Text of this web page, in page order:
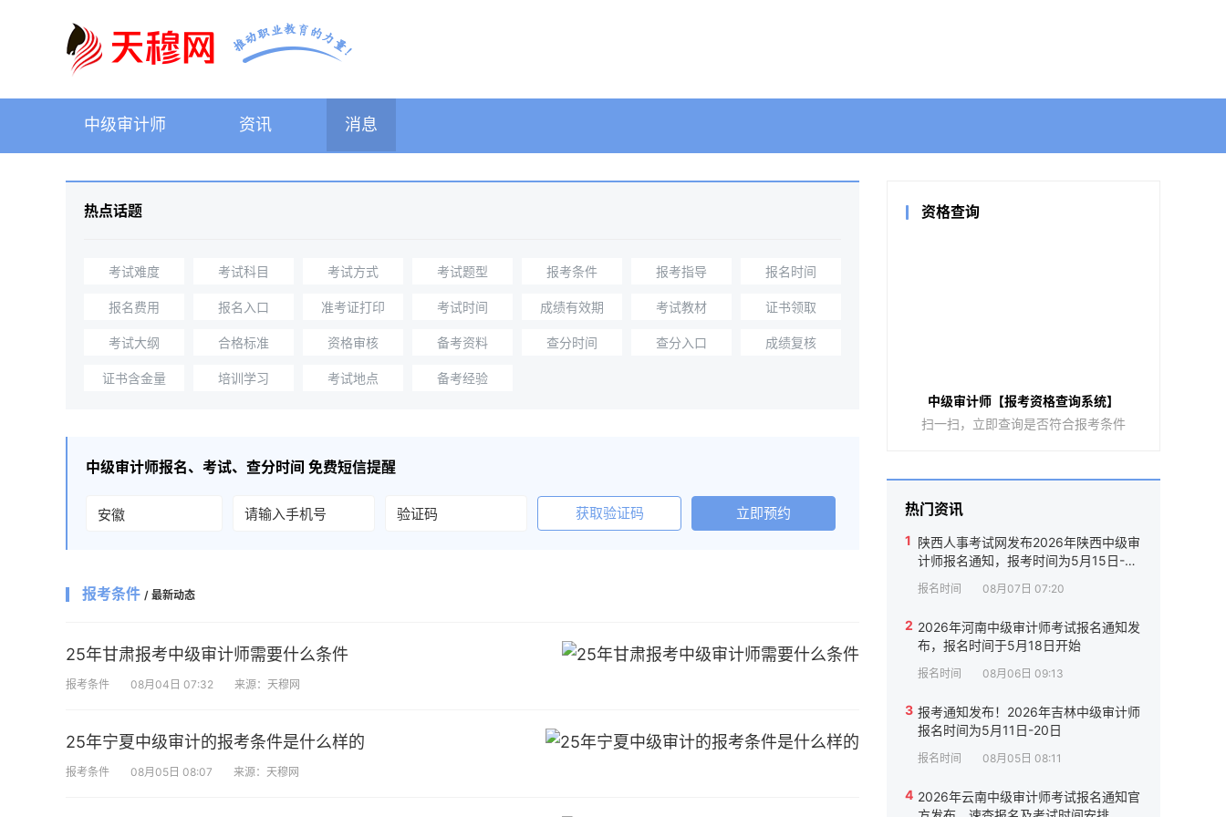
中级审计师 资讯 消息
热点话题
考试难度 考试科目 考试方式 考试题型 报考条件 报考指导 报名时间
报名费用 报名入口 准考证打印 考试时间 成绩有效期 考试教材 证书领取
考试大纲 合格标准 资格审核 备考资料 查分时间 查分入口 成绩复核
证书含金量 培训学习 考试地点 备考经验
中级审计师报名、考试、查分时间 免费短信提醒
获取验证码 立即预约
报考条件 / 最新动态
25年甘肃报考中级审计师需要什么条件
报考条件 08月04日 07:32 来源：天穆网
25年宁夏中级审计的报考条件是什么样的
报考条件 08月05日 08:07 来源：天穆网
资格查询
中级审计师【报考资格查询系统】
扫一扫，立即查询是否符合报考条件
热门资讯
1 陕西人事考试网发布2026年陕西中级审
计师报名通知，报考时间为5月15日-5
报名时间 08月07日 07:20
2 2026年河南中级审计师考试报名通知发
布，报名时间于5月18日开始
报名时间 08月06日 09:13
3 报考通知发布！2026年吉林中级审计师
报名时间为5月11日-20日
报名时间 08月05日 08:11
4 2026年云南中级审计师考试报名通知官